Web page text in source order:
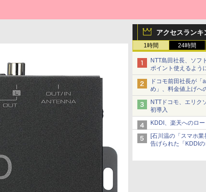
アクセスランキ
1時間 24時間
NTT島田社長、ソフ
ポイント使えるよう
ドコモ前田社長が「
め」、料金値上げへ
NTTドコモ、エリク
初導入
KDDI、楽天へのロ
[石川温の「スマホ業
告げられた「KDDI
マップの落とし穴と